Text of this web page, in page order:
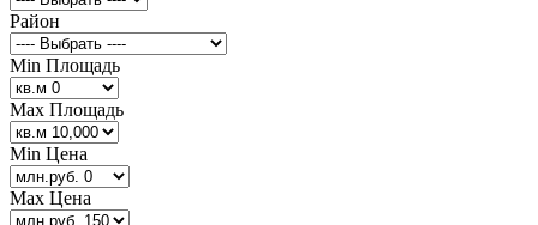
Район
Min Площадь
Max Площадь
Min Цена
Max Цена